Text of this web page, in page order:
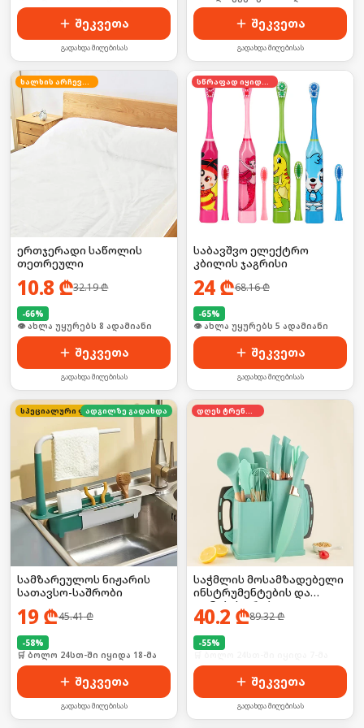
შეკვეთა
გადახდა მიღებისას
შეკვეთა
გადახდა მიღებისას
ხალხის არჩევანი
ერთჯერადი საწოლის
თეთრეული
10.8 ₾32.19₾
-66%
🛒 ბოლო 24სთ-ში იყიდა 15-მა
შეკვეთა
გადახდა მიღებისას
სწრაფად იყიდება
საბავშვო ელექტრო
კბილის ჯაგრისი
24₾68.16₾
-65%
🛒 ბოლო 24სთ-ში იყიდა 8-მა
შეკვეთა
გადახდა მიღებისას
სპეციალური ფასი
ადგილზე გადახდა
სამზარეულოს ნიჟარის
სათავსო-საშრობი
19 ₾45.41₾
-58%
🛒 ბოლო 24სთ-ში იყიდა 18-მა
შეკვეთა
გადახდა მიღებისას
დღეს ტრენდში
საჭმლის მოსამზადებელი
ინსტრუმენტების და
დანების კრებული
40.2 ₾89.32₾
-55%
შეკვეთა
გადახდა მიღებისას